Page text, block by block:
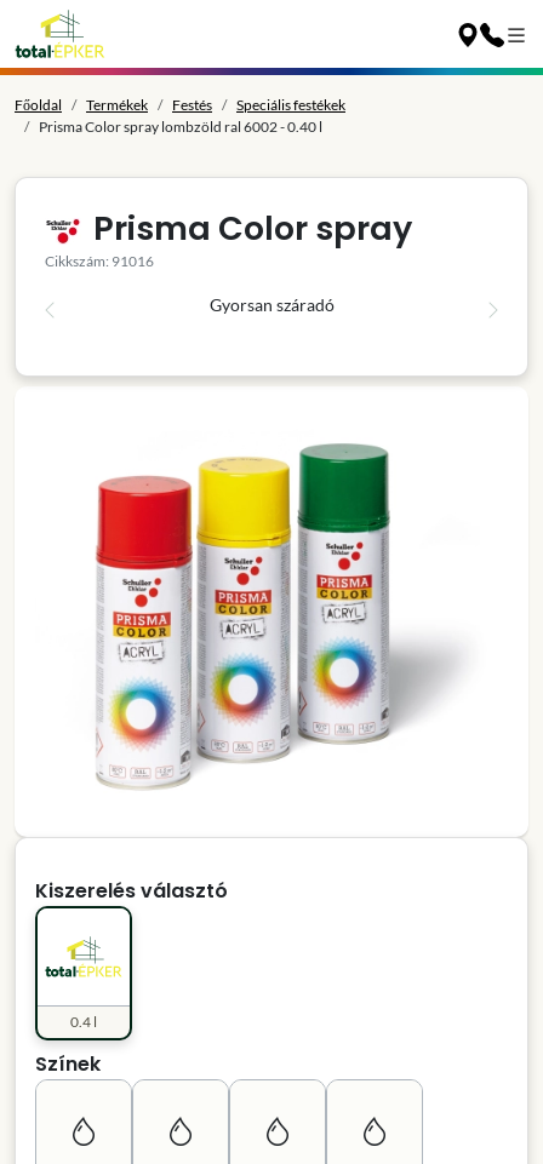
Főoldal Termékek Festés
Speciális festékek
Prisma Color spray lombzöld ral 6002 - 0.40 l
Prisma Color spray
Cikkszám: 91016
Gyorsan száradó
Kiszerelés választó
0.4 l
Színek